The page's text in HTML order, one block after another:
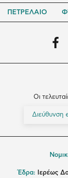
ΠΕΤΡΕΛΑΙΟ
Οι
Έδρα: Ιερέως